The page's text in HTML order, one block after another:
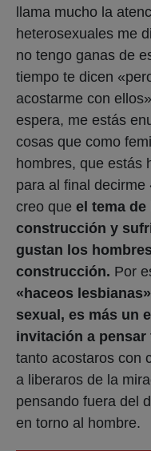
llama mucho la
heterosexuales me
no tengo ganas de
tiempo te dicen
acostarme con
espera, me estás
cosas que como
hombres, que estás
para al final decirme
creo que el tema
construcción y
gustan los
construcción. Por
«haceos
sexual, es más un
invitación a pensar
tanto acostaros con
a liberaros de la
pensando fuera del
en torno al hombre.